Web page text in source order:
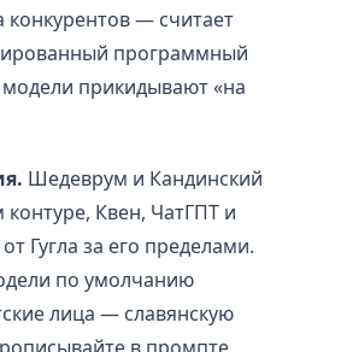
— считает
программный
модели прикидывают «на
Шедеврум и Кандинский
контуре, Квен, ЧатГПТ и
Гугла за его пределами.
по умолчанию
лица — славянскую
в промпте